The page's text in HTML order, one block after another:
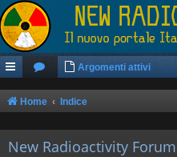
Argomenti attivi
Home Indice
New Radioactivity